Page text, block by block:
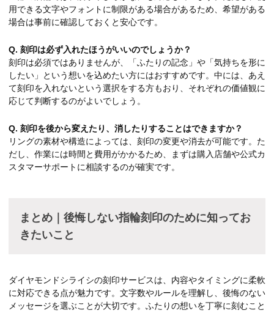
用できる文字やフォントに制限がある場合があるため、希望がある
場合は事前に確認しておくと安心です。
Q. 刻印は必ず入れたほうがいいのでしょうか？
刻印は必須ではありませんが、「ふたりの記念」や「気持ちを形に
したい」という想いを込めたい方にはおすすめです。中には、あえ
て刻印を入れないという選択をする方もおり、それぞれの価値観に
応じて判断するのがよいでしょう。
Q. 刻印を後から変えたり、消したりすることはできますか？
リングの素材や構造によっては、刻印の変更や消去が可能です。た
だし、作業には時間と費用がかかるため、まずは購入店舗や公式カ
スタマーサポートに相談するのが確実です。
まとめ｜後悔しない指輪刻印のために知ってお
きたいこと
ダイヤモンドシライシの刻印サービスは、内容やタイミングに柔軟
に対応できる点が魅力です。文字数やルールを理解し、後悔のない
メッセージを選ぶことが大切です。ふたりの想いを丁寧に刻むこと